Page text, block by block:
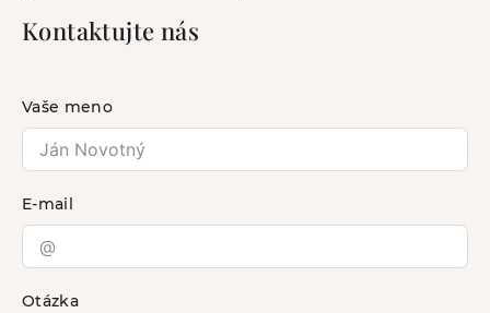
Kontaktujte nás
Vaše meno
E-mail
Otázka